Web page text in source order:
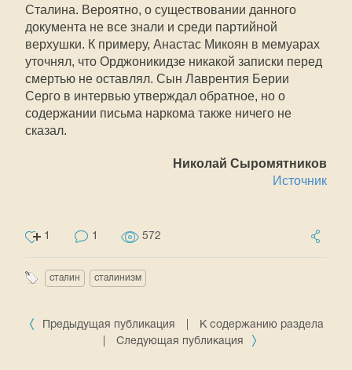
Сталина. Вероятно, о существовании данного
документа не все знали и среди партийной
верхушки. К примеру, Анастас Микоян в мемуарах
уточнял, что Орджоникидзе никакой записки перед
смертью не оставлял. Сын Лаврентия Берии
Серго в интервью утверждал обратное, но о
содержании письма наркома также ничего не
сказал.
Николай Сыромятников
Источник
1 1 572
сталин сталинизм
Предыдущая публикация
К содержанию раздела
Следующая публикация